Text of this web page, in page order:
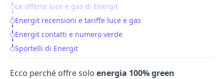
Le offerte luce e gas di Energit
Energit recensioni e tariffe luce e gas
Energit contatti e numero verde
Sportelli di Energit
Ecco perché offre solo energia 100% green